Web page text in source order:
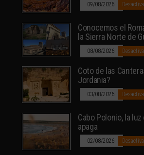
09/08/2026
Conocemos el
la Sierra Norte de
08/08/2026
Coto de las
Jordania?
03/08/2026
Cabo Polonio, la
apaga
02/08/2026